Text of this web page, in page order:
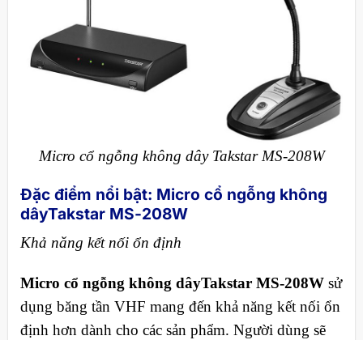
Micro cổ ngỗng không dây Takstar MS-208W
Đặc điểm nổi bật: Micro cổ ngỗng không
dâyTakstar MS-208W
Khả năng kết nối ổn định
Micro cổ ngỗng không dâyTakstar MS-208W sử
dụng băng tần VHF mang đến khả năng kết nối ổn
định hơn dành cho các sản phẩm. Người dùng sẽ